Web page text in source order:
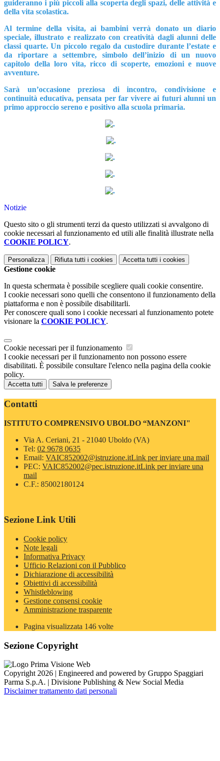
guideranno i più piccoli alla scoperta degli spazi, delle attività e
della vita scolastica.
Al termine della visita, ai bambini verrà donato un diario
speciale, illustrato e realizzato con creatività dagli alunni delle
classi quarte. Un piccolo regalo da custodire durante l’estate e
da riportare a settembre, simbolo dell’inizio di un nuovo
capitolo della loro vita, ricco di scoperte, emozioni e nuove
avventure.
Sarà un’occasione preziosa di incontro, condivisione e
continuità educativa, pensata per far vivere ai futuri alunni un
primo approccio sereno e positivo alla scuola primaria.
Notizie
Questo sito o gli strumenti terzi da questo utilizzati si avvalgono di
cookie necessari al funzionamento ed utili alle finalità illustrate nella
COOKIE POLICY.
Personalizza Rifiuta tutti i cookies Accetta tutti i cookies
Gestione cookie
In questa schermata è possibile scegliere quali cookie consentire.
I cookie necessari sono quelli che consentono il funzionamento della
piattaforma e non è possibile disabilitarli.
Per conoscere quali sono i cookie necessari al funzionamento potete
visionare la COOKIE POLICY.
Cookie necessari per il funzionamento
I cookie necessari per il funzionamento non possono essere
disabilitati. È possibile consultare l'elenco nella pagina della cookie
policy.
Accetta tutti Salva le preferenze
Contatti
ISTITUTO COMPRENSIVO UBOLDO “MANZONI"
Via A. Ceriani, 21 - 21040 Uboldo (VA)
Tel: 02 9678 0635
Email: VAIC852002@istruzione.itLink per inviare una mail
PEC: VAIC852002@pec.istruzione.itLink per inviare una
mail
C.F.: 85002180124
Sezione Link Utili
Cookie policy
Note legali
Informativa Privacy
Ufficio Relazioni con il Pubblico
Dichiarazione di accessibilità
Obiettivi di accessibilità
Whistleblowing
Gestione consensi cookie
Amministrazione trasparente
Pagina visualizzata 146 volte
Sezione Copyright
Copyright 2026 | Engineered and powered by Gruppo Spaggiari
Parma S.p.A. | Divisione Publishing & New Social Media
Disclaimer trattamento dati personali